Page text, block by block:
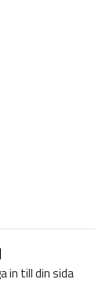
in till din sida